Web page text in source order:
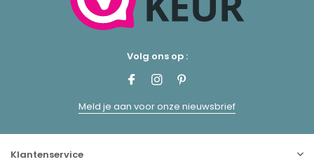
Volg ons op :
Meld je aan voor onze nieuwsbrief
Klantenservice